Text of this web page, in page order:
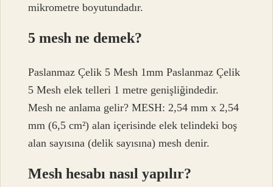
mikrometre boyutundadır.
5 mesh ne demek?
Paslanmaz Çelik 5 Mesh 1mm Paslanmaz Çelik
5 Mesh elek telleri 1 metre genişliğindedir.
Mesh ne anlama gelir? MESH: 2,54 mm x 2,54
mm (6,5 cm²) alan içerisinde elek telindeki boş
alan sayısına (delik sayısına) mesh denir.
Mesh hesabı nasıl yapılır?